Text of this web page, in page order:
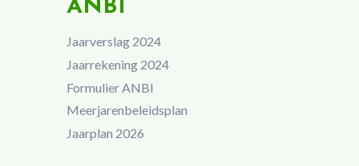
ANBI
Jaarverslag 2024
Jaarrekening 2024
Formulier ANBI
Meerjarenbeleidsplan
Jaarplan 2026